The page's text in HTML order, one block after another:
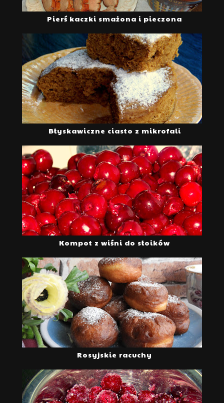
Pierś kaczki smażona i pieczona
Błyskawiczne ciasto z mikrofali
Kompot z wiśni do słoików
Rosyjskie racuchy